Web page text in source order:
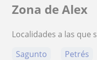
Zona de Alex
Localidades a las que
Sagunto
Petrés